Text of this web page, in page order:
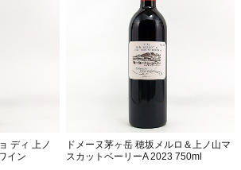
ディ 上ノ
イン
ドメーヌ茅ヶ岳 穂坂メルロ＆上ノ山マ
スカットベーリーA 2023 750ml